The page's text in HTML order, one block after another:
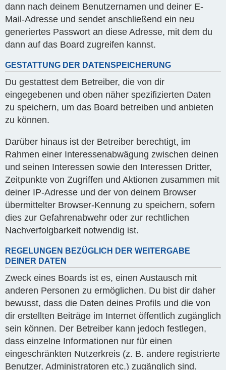
dann nach deinem Benutzernamen und deiner E-
Mail-Adresse und sendet anschließend ein neu
generiertes Passwort an diese Adresse, mit dem du
dann auf das Board zugreifen kannst.
GESTATTUNG DER DATENSPEICHERUNG
Du gestattest dem Betreiber, die von dir
eingegebenen und oben näher spezifizierten Daten
zu speichern, um das Board betreiben und anbieten
zu können.
Darüber hinaus ist der Betreiber berechtigt, im
Rahmen einer Interessenabwägung zwischen deinen
und seinen Interessen sowie den Interessen Dritter,
Zeitpunkte von Zugriffen und Aktionen zusammen mit
deiner IP-Adresse und der von deinem Browser
übermittelter Browser-Kennung zu speichern, sofern
dies zur Gefahrenabwehr oder zur rechtlichen
Nachverfolgbarkeit notwendig ist.
REGELUNGEN BEZÜGLICH DER WEITERGABE
DEINER DATEN
Zweck eines Boards ist es, einen Austausch mit
anderen Personen zu ermöglichen. Du bist dir daher
bewusst, dass die Daten deines Profils und die von
dir erstellten Beiträge im Internet öffentlich zugänglich
sein können. Der Betreiber kann jedoch festlegen,
dass einzelne Informationen nur für einen
eingeschränkten Nutzerkreis (z. B. andere registrierte
Benutzer, Administratoren etc.) zugänglich sind.